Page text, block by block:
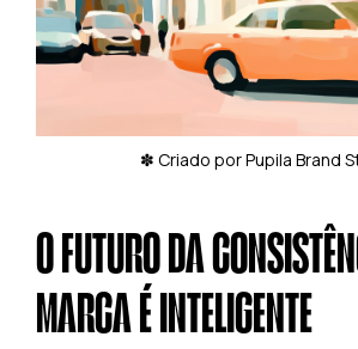
✽ Criado por Pupila Brand
O FUTURO DA
MARCA É INTELIGENTE